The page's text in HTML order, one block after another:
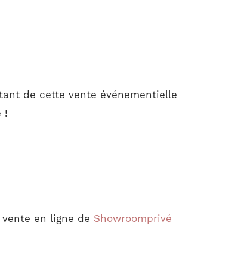
de cette vente événementielle
!
vente en ligne de Showroomprivé